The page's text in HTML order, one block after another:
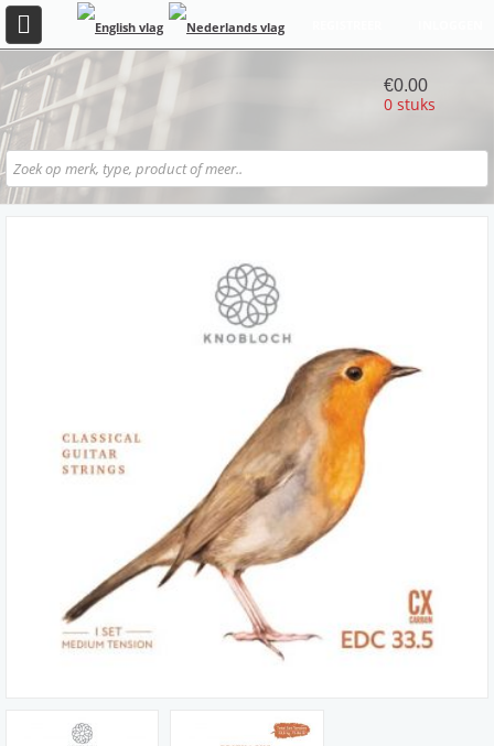
€0.00
0 stuks